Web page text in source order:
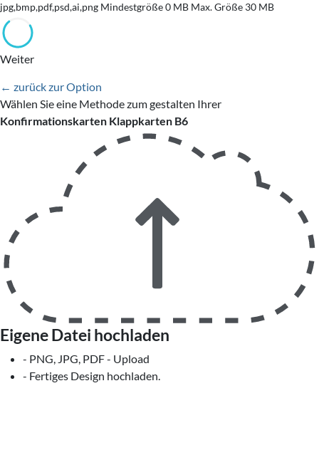
jpg,bmp,pdf,psd,ai,png Mindestgröße 0 MB Max. Größe 30 MB
Weiter
← zurück zur Option
Wählen Sie eine Methode zum gestalten Ihrer
Konfirmationskarten Klappkarten B6
Eigene Datei hochladen
- PNG, JPG, PDF - Upload
- Fertiges Design hochladen.